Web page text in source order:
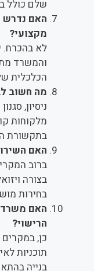
שלם כולל
האם נדרש
מקצועי?
לא בהכרח.
והמשרד
הכלכלית
מה חשוב
ניסיון,
מלקוחות
בתקשורת
האם
ברוב
בצורה
בחירות
האם משרד
הרישוי?
כן,
תוכניות
בנייה